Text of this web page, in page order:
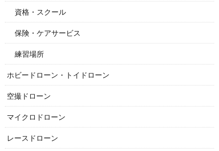
資格・スクール
保険・ケアサービス
練習場所
ホビードローン・トイドローン
空撮ドローン
マイクロドローン
レースドローン